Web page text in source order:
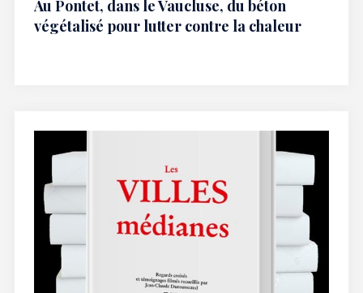
Au Pontet, dans le Vaucluse, du béton
végétalisé pour lutter contre la chaleur